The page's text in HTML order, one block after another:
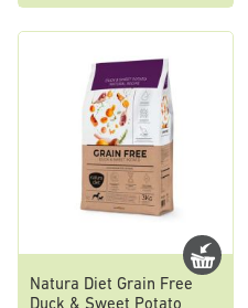
Natura Diet Grain Free